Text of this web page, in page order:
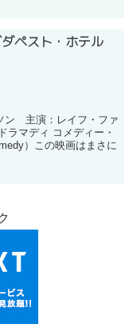
ペスト・ホテル
ン 主演：レイフ・ファ
マディ コメディー・
）この映画はまさに